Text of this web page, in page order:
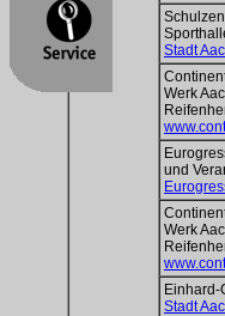
Stadt
Werk
und
Werk
Einhard-
Stadt